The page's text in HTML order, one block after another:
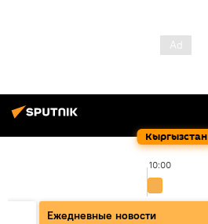
Кыргызстан
10:00
Ежедневные новости